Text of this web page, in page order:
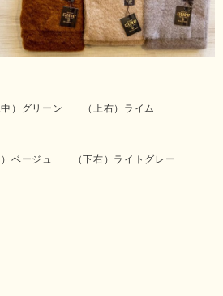
）グリーン （上右）ライム
ベージュ （下右）ライトグレー